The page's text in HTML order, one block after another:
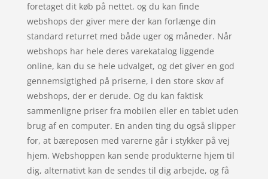
foretaget dit køb på nettet, og du kan finde
webshops der giver mere der kan forlænge din
standard returret med både uger og måneder. Når
webshops har hele deres varekatalog liggende
online, kan du se hele udvalget, og det giver en god
gennemsigtighed på priserne, i den store skov af
webshops, der er derude. Og du kan faktisk
sammenligne priser fra mobilen eller en tablet uden
brug af en computer. En anden ting du også slipper
for, at bæreposen med varerne går i stykker på vej
hjem. Webshoppen kan sende produkterne hjem til
dig, alternativt kan de sendes til dig arbejde, og få